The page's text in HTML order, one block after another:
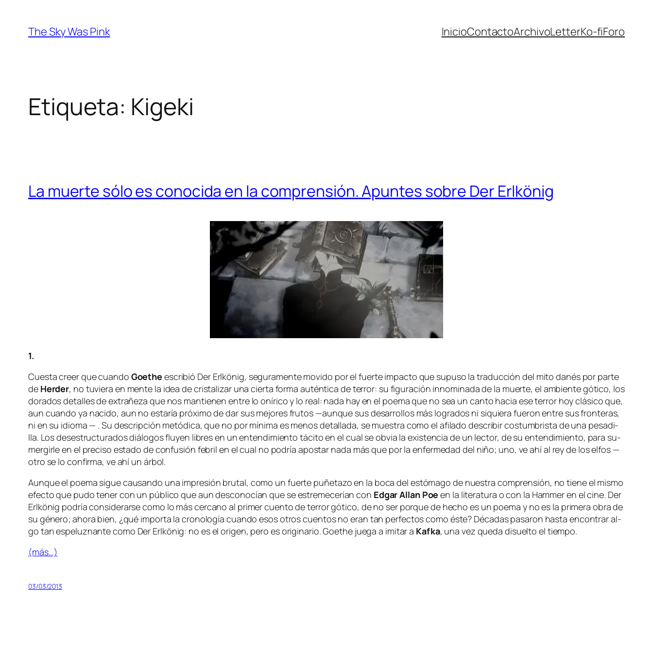
contenido
The Sky Was Pink InicioContactoArchivoLetterKo-fiForo
Etiqueta: Kigeki
La muerte sólo es conocida en la comprensión. Apuntes sobre Der Erlkönig
1.
Cuesta creer que cuan­do Goethe es­cri­bió Der Erlkönig, se­gu­ra­men­te mo­vi­do por el fuer­te im­pac­to que su­pu­so la tra­duc­ción del mi­to da­nés por par­te
de Herder, no tu­vie­ra en men­te la idea de cris­ta­li­zar una cier­ta for­ma au­tén­ti­ca de te­rror: su fi­gu­ra­ción in­no­mi­na­da de la muer­te, el am­bien­te gó­ti­co, los
do­ra­dos de­ta­lles de ex­tra­ñe­za que nos man­tie­nen en­tre lo oní­ri­co y lo real: na­da hay en el poe­ma que no sea un can­to ha­cia ese te­rror hoy clá­si­co que,
aun cuan­do ya na­ci­do, aun no es­ta­ría pró­xi­mo de dar sus me­jo­res fru­tos —aun­que sus de­sa­rro­llos más lo­gra­dos ni si­quie­ra fue­ron en­tre sus fron­te­ras,
ni en su idio­ma — . Su des­crip­ción me­tó­di­ca, que no por mí­ni­ma es me­nos de­ta­lla­da, se mues­tra co­mo el afi­la­do des­cri­bir cos­tum­bris­ta de una pe­sa­di­
lla. Los des­es­truc­tu­ra­dos diá­lo­gos flu­yen li­bres en un en­ten­di­mien­to tá­ci­to en el cual se ob­via la exis­ten­cia de un lec­tor, de su en­ten­di­mien­to, pa­ra su­
mer­gir­le en el pre­ci­so es­ta­do de con­fu­sión fe­bril en el cual no po­dría apos­tar na­da más que por la en­fer­me­dad del ni­ño; uno, veahíal rey de los el­fos —
otro se lo con­fir­ma, ve ahí un árbol.
Aunque el poe­ma si­gue cau­san­do una im­pre­sión bru­tal, co­mo un fuer­te pu­ñe­ta­zo en la bo­ca del es­tó­ma­go de nues­tra com­pren­sión, no tie­ne el mis­mo
efec­to que pu­do te­ner con un pú­bli­co que aun des­co­no­cían que se es­tre­me­ce­rían con Edgar Allan Poe en la li­te­ra­tu­ra o con la Hammeren el ci­ne. Der
Erlkönig po­dría con­si­de­rar­se co­mo lo más cer­cano al pri­mer cuen­to de te­rror gó­ti­co, de no ser por­que de he­cho es un poe­ma y no es la pri­me­ra obra de
su gé­ne­ro; aho­ra bien, ¿qué im­por­ta la cro­no­lo­gía cuan­do esos otros cuen­tos no eran tan per­fec­tos co­mo és­te? Décadas pa­sa­ron has­ta en­con­trar al­
go tan es­pe­luz­nan­te co­mo Der Erlkönig: no es el ori­gen, pe­ro es ori­gi­na­rio. Goethe jue­ga a imi­tar a Kafka, una vez que­da di­suel­to el tiempo.
(más…)
03/03/2013